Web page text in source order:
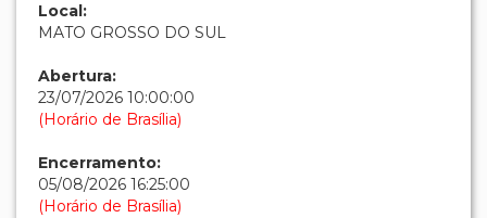
Local:
MATO GROSSO DO SUL
Abertura:
23/07/2026 10:00:00
(Horário de Brasília)
Encerramento:
05/08/2026 16:25:00
(Horário de Brasília)